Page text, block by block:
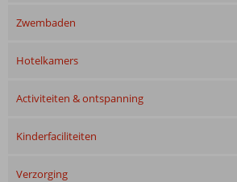
Zwembaden
Hotelkamers
Activiteiten & ontspanning
Kinderfaciliteiten
Verzorging